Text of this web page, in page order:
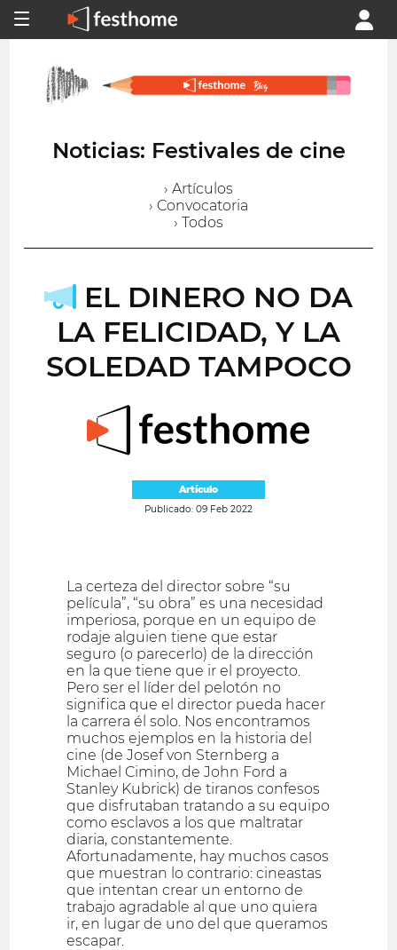
Noticias: Festivales de cine
› Artículos
› Convocatoria
› Todos
EL DINERO NO DA
LA FELICIDAD, Y LA
SOLEDAD TAMPOCO
Artículo
Publicado: 09 Feb 2022
La certeza del director sobre “su
película”, “su obra” es una necesidad
imperiosa, porque en un equipo de
rodaje alguien tiene que estar
seguro (o parecerlo) de la dirección
en la que tiene que ir el proyecto.
Pero ser el líder del pelotón no
significa que el director pueda hacer
la carrera él solo. Nos encontramos
muchos ejemplos en la historia del
cine (de Josef von Sternberg a
Michael Cimino, de John Ford a
Stanley Kubrick) de tiranos confesos
que disfrutaban tratando a su equipo
como esclavos a los que maltratar
diaria, constantemente.
Afortunadamente, hay muchos casos
que muestran lo contrario: cineastas
que intentan crear un entorno de
trabajo agradable al que uno quiera
ir, en lugar de uno del que queramos
escapar.